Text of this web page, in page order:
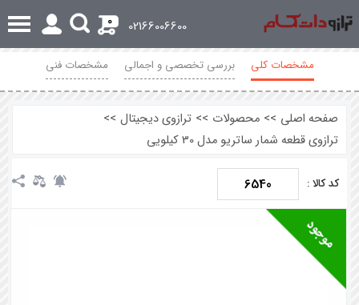
02166006600
0
مشخصات کلی بررسی تخصصی و اجمالی مشخصات فنی
صفحه اصلی >> محصولات >> ترازوی دیجیتال >>
ترازوی قطعه شمار ساتریو مدل 30 کیلویی
کد کالا : 6540